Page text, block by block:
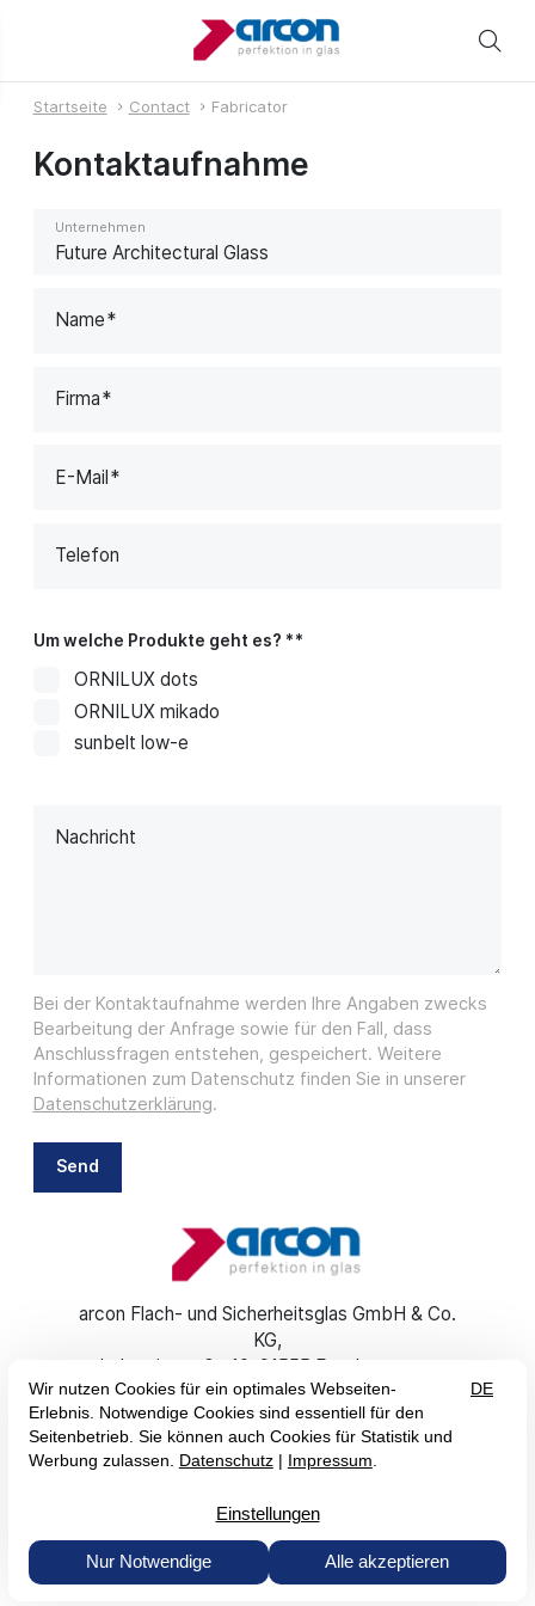
Startseite Contact Fabricator
Kontaktaufnahme
Unternehmen
Name
Firma
E-Mail
Telefon
Um welche Produkte geht es? *
ORNILUX dots
ORNILUX mikado
sunbelt low-e
Nachricht
Bei der Kontaktaufnahme werden Ihre Angaben zwecks
Bearbeitung der Anfrage sowie für den Fall, dass
Anschlussfragen entstehen, gespeichert. Weitere
Informationen zum Datenschutz finden Sie in unserer
Datenschutzerklärung.
Send
arcon Flach- und Sicherheitsglas GmbH & Co.
KG
Industriestraße 10
91555 Feuchtwangen
+49 (0) 9852 6700-0
info@arcon-glas.de
— Site by
prointernet
EN DEImprintGTC Data ProtectionAccessibility Statement